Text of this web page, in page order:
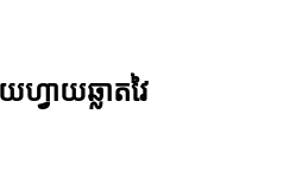
ហ្វាយឆ្លាតវៃ